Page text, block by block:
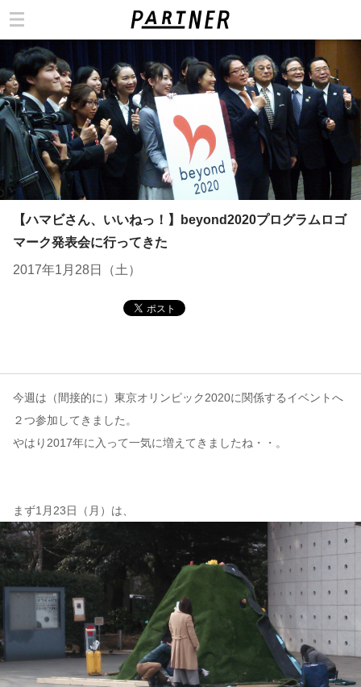
【ハマビさん、いいねっ！】beyond2020プログラムロゴ
マーク発表会に行ってきた
2017年1月28日（土）
今週は（間接的に）東京オリンピック2020に関係するイベントへ
２つ参加してきました。
やはり2017年に入って一気に増えてきましたね・・。
まず1月23日（月）は、
カテゴリ
コンテンツ
このサイトについて